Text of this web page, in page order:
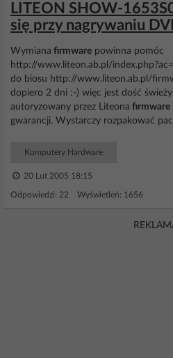
LITEON SHOW-
się przy nagrywaniu
Wymiana firmware powinna pomóc
http://www.liteon.ab.pl/
do biosu http://www.liteon.ab.pl/
dopiero 2 dni :-) więc jest dość
autoryzowany przez Liteona firmware
gwarancji. Wystarczy rozpakować
Komputery Hardware
20 Lut 2005 18:15
Odpowiedzi: 22 Wyświetleń: 1656